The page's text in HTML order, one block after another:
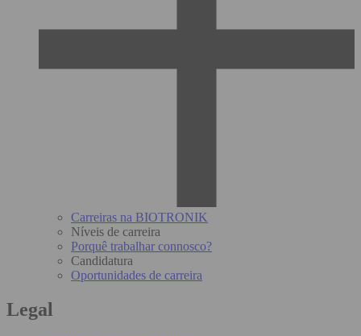
Carreiras na BIOTRONIK
Níveis de carreira
Porquê trabalhar connosco?
Candidatura
Oportunidades de carreira
Legal